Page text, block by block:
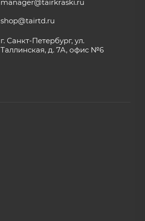
manager@tairkraski.ru
shop@tairtd.ru
г. Санкт-Петербург, ул.
Таллинская, д. 7А, офис №6